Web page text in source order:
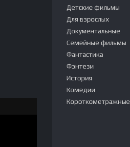
Детские фильмы
Для взрослых
Документальные
Семейные фильмы
Фантастика
Фэнтези
История
Комедии
Короткометражные